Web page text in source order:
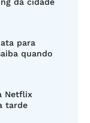
para
quando
Netflix
tarde